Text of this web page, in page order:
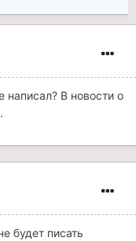
написал? В новости о
будет писать